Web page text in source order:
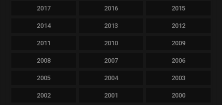
2017 2016 2015
2014 2013 2012
2011 2010 2009
2008 2007 2006
2005 2004 2003
2002 2001 2000